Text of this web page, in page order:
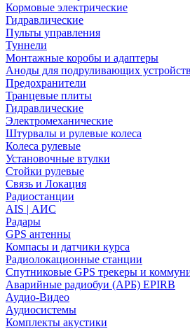
Кормовые электрические
Гидравлические
Пульты управления
Туннели
Монтажные коробы и адаптеры
Аноды для подруливающих устройств
Предохранители
Транцевые плиты
Гидравлические
Электромеханические
Штурвалы и рулевые колеса
Колеса рулевые
Установочные втулки
Стойки рулевые
Связь и Локация
Радиостанции
AIS | АИС
Радары
GPS антенны
Компасы и датчики курса
Радиолокационные станции
Спутниковые GPS трекеры и
Аварийные радиобуи (АРБ) EPIRB
Аудио-Видео
Аудиосистемы
Комплекты акустики